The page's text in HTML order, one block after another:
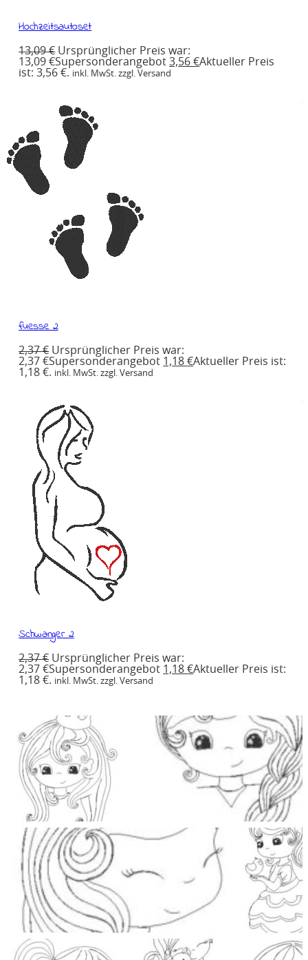
Hochzeitsautoset
13,09€ Ursprünglicher Preis war:
13,09 €Supersonderangebot 3,56€Aktueller Preis
ist: 3,56 €. inkl. MwSt. zzgl. Versand
fuesse 2
2,37€ Ursprünglicher Preis war:
2,37 €Supersonderangebot 1,18€Aktueller Preis ist:
1,18 €. inkl. MwSt. zzgl. Versand
Schwanger 2
2,37€ Ursprünglicher Preis war:
2,37 €Supersonderangebot 1,18€Aktueller Preis ist:
1,18 €. inkl. MwSt. zzgl. Versand